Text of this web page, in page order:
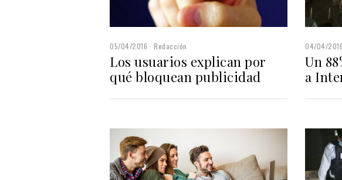
05/04/2016 Redacción
Los usuarios explican por
qué bloquean publicidad
04/04/2016
Un
a